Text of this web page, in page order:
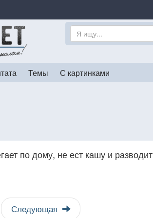
Темы С картинками
по дому, не ест кашу и разводит
Следующая